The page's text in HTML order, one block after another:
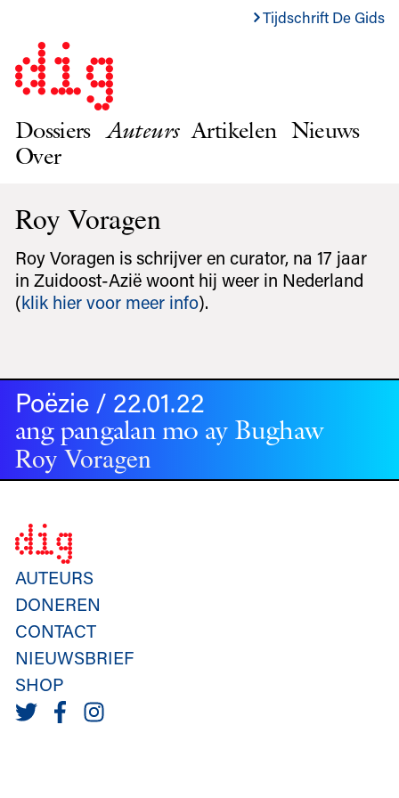
Tijdschrift De Gids
Dossiers Auteurs Artikelen Nieuws
Over
Roy Voragen
Roy Voragen is schrijver en curator, na 17 jaar
in Zuidoost-Azië woont hij weer in Nederland
(klik hier voor meer info).
Poëzie / 22.01.22
ang pangalan mo ay Bughaw
Roy Voragen
AUTEURS
DONEREN
CONTACT
NIEUWSBRIEF
SHOP